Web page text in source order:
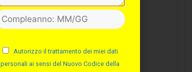
Autorizzo il trattamento dei miei dati
personali ai sensi del Nuovo Codice della